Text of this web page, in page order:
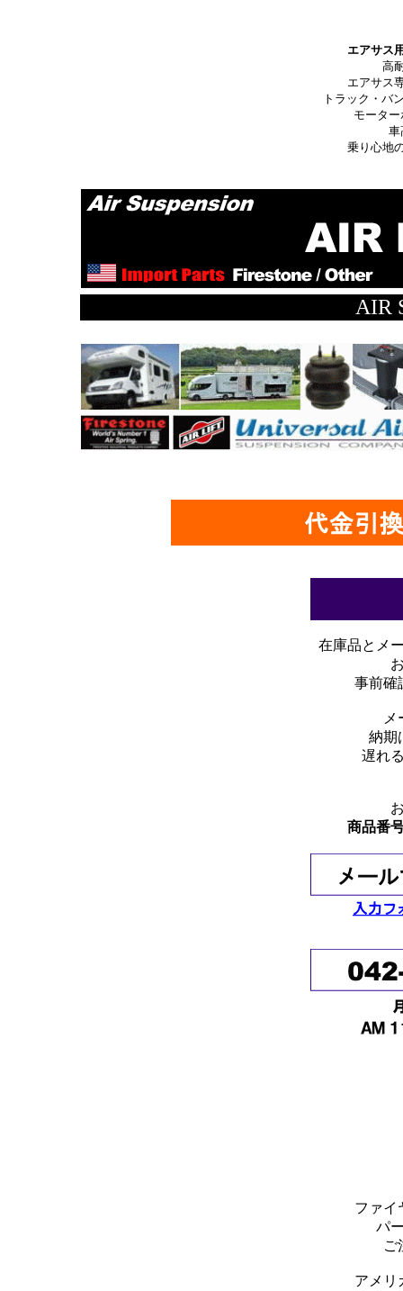
エアサス
高
エアサス
トラック・バ
モータ
車
乗り心地
AIR
在庫品とメ
事前確
納期
遅れ
商品番
ファイ
パ
ご
アメリ